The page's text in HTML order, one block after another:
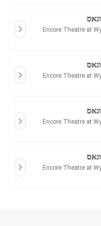
Encore Theatre at
Encore Theatre at
Encore Theatre at
Encore Theatre at